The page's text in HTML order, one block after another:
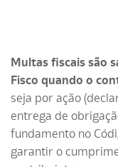
Multas fiscais são
Fisco quando o
seja por ação
entrega de
fundamento no
garantir o